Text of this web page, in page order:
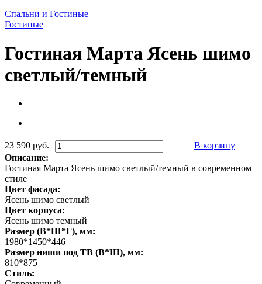
Спальни и Гостиные
Гостиные
Гостиная Марта Ясень шимо
светлый/темный
23 590 руб.
В корзину
Описание:
Гостиная Марта Ясень шимо светлый/темный в современном
стиле
Цвет фасада:
Ясень шимо светлый
Цвет корпуса:
Ясень шимо темный
Размер (В*Ш*Г), мм:
1980*1450*446
Размер ниши под ТВ (В*Ш), мм:
810*875
Стиль: